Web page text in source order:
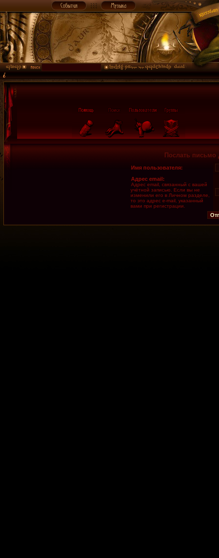
Послать письмо
Имя пользователя:
Адрес email:
Адрес email, связанный с вашей
учётной записью. Если вы не
изменили его в Личном разделе,
то это адрес e-mail, указанный
вами при регистрации.